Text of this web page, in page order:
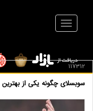
117312
سوبسلای چگونه یکی از